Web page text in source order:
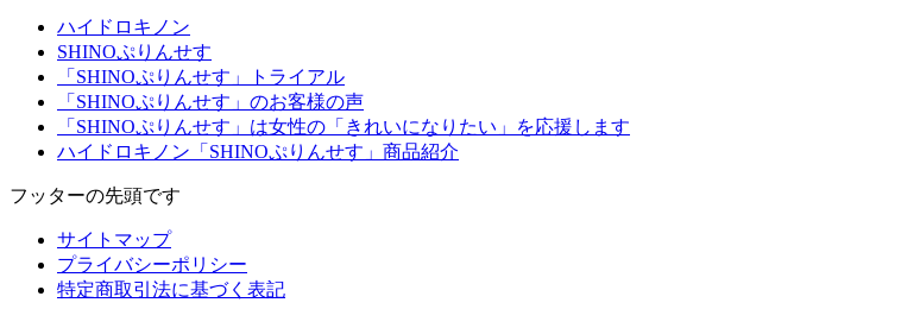
ハイドロキノン
SHINOぷりんせす
「SHINOぷりんせす」トライアル
「SHINOぷりんせす」のお客様の声
「SHINOぷりんせす」は女性の「きれいになりたい」を応援します
ハイドロキノン「SHINOぷりんせす」商品紹介
フッターの先頭です
サイトマップ
プライバシーポリシー
特定商取引法に基づく表記